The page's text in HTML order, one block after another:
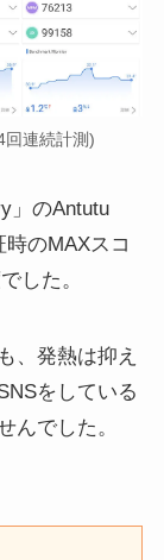
連続計測)
」のAntutu
のMAXスコ
した。
、発熱は抑え
をしている
んでした。